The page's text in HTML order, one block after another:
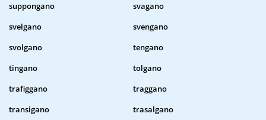
suppongano
svagano
svelgano
svengano
svolgano
tengano
tingano
tolgano
trafiggano
traggano
transigano
trasalgano